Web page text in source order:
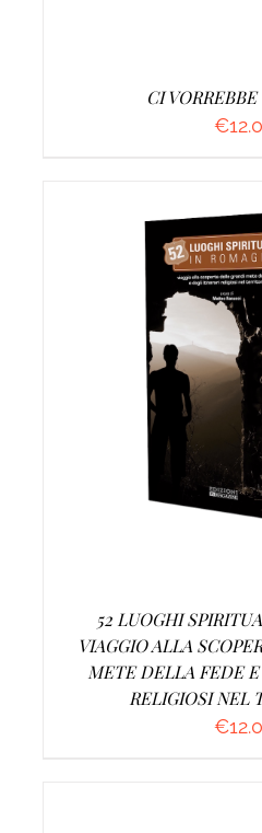
CI
€
AGGIUNGI AL
52 LUOGHI
VIAGGIO ALLA
METE DELLA FEDE
RELIGIOSI NEL
€